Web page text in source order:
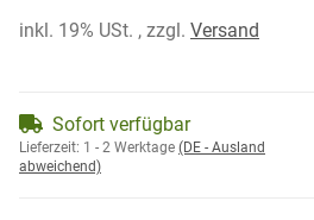
inkl. 19% USt. , zzgl. Versand
Sofort verfügbar
Lieferzeit: 1 - 2 Werktage (DE - Ausland
abweichend)